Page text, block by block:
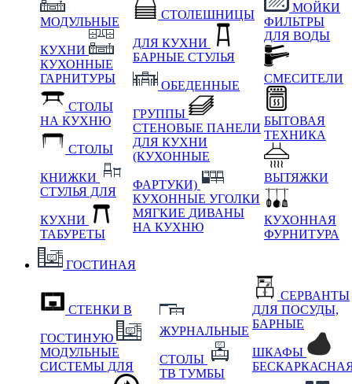
МОДУЛЬНЫЕ
КУХНИ
КУХОННЫЕ
ГАРНИТУРЫ
СТОЛЫ
НА КУХНЮ
СТОЛЫ
КНИЖКИ
СТУЛЬЯ ДЛЯ
КУХНИ
ТАБУРЕТЫ
СТОЛЕШНИЦЫ
ДЛЯ КУХНИ
БАРНЫЕ СТУЛЬЯ
ОБЕДЕННЫЕ
ГРУППЫ
СТЕНОВЫЕ ПАНЕЛИ
ДЛЯ КУХНИ
(КУХОННЫЕ
ФАРТУКИ)
КУХОННЫЕ УГОЛКИ
МЯГКИЕ ДИВАНЫ
НА КУХНЮ
МОЙКИ
ФИЛЬТРЫ
ДЛЯ ВОДЫ
СМЕСИТЕЛИ
БЫТОВАЯ
ТЕХНИКА
ВЫТЯЖКИ
КУХОННАЯ
ФУРНИТУРА
ГОСТИНАЯ
СТЕНКИ В
ГОСТИНУЮ
МОДУЛЬНЫЕ
СИСТЕМЫ ДЛЯ
ЖУРНАЛЬНЫЕ
СТОЛЫ
ТВ ТУМБЫ
СЕРВАНТЫ
ДЛЯ ПОСУДЫ,
БАРНЫЕ
ШКАФЫ